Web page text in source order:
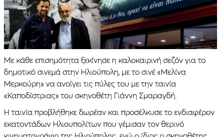
Με κάθε επισημότητα ξεκίνησε η καλοκαιρινή σεζόν για το
δημοτικό σινεμά στην Ηλιούπολη, με το σινέ «Μελίνα
Μερκούρη» να ανοίγει τις πύλες του με την ταινία
«Καποδίστριας» του σκηνοθέτη Γιάννη Σμαραγδή.
Η ταινία προβλήθηκε δωρέαν και προσέλκυσε το ενδιαφέρον
εκατοντάδων Ηλιουπολίτων που γέμισαν τον θερινό